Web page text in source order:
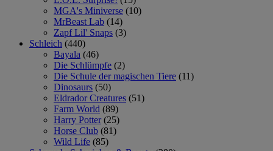
MGA's Miniverse (10)
MrBeast Lab (14)
Zapf Lil' Snaps (3)
Schleich (440)
Bayala (46)
Die Schlümpfe (2)
Die Schule der magischen Tiere (11)
Dinosaurs (50)
Eldrador Creatures (51)
Farm World (89)
Harry Potter (25)
Horse Club (81)
Wild Life (85)